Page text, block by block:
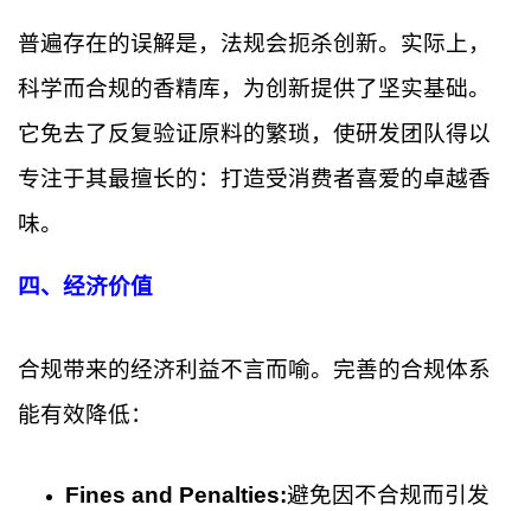
普遍存在的误解是，法规会扼杀创新。实际上，
科学而合规的香精库，为创新提供了坚实基础。
它免去了反复验证原料的繁琐，使研发团队得以
专注于其最擅长的：打造受消费者喜爱的卓越香
味。
四、经济价值
合规带来的经济利益不言而喻。完善的合规体系
能有效降低：
Fines and Penalties:避免因不合规而引发